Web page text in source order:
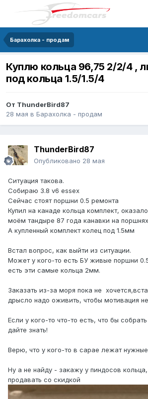
Барахолка - продам
Куплю кольца 96,75 2/2/4 ,
под кольца 1.5/1.5/4
От ThunderBird87
28 мая в Барахолка - продам
ThunderBird87
Опубликовано 28 мая
Ситуация такова.
Собираю 3.8 v6 essex
Сейчас стоят поршни 0.5 ремонта
Купил на канаде кольца комплект,
моём тандыре 87 года канавки на
А купленный комплект колец под 1.5мм
Встал вопрос, как выйти из ситуации.
Может у кого-то есть БУ живые поршни
есть эти самые кольца 2мм.
Заказать из-за моря пока не
дрысло надо оживить, чтобы мотивация
Если у кого-то что-то есть, что бы
дайте знать!
Верю, что у кого-то в сарае лежат
Ну а не найду - закажу у пиндосов
продавать со скидкой